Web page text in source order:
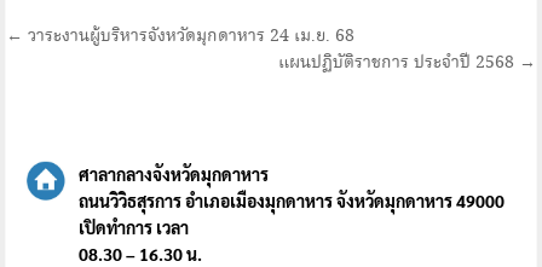
แนะแนว
← วาระงานผู้บริหารจังหวัดมุกดาหาร 24 เม.ย. 68
แผนปฏิบัติราชการ ประจำปี 2568 →
ศาลากลางจังหวัดมุกดาหาร
ถนนวิวิธสุรการ อำเภอเมืองมุกดาหาร จังหวัดมุกดาหาร 49000
เปิดทำการ เวลา
08.30 – 16.30 น.